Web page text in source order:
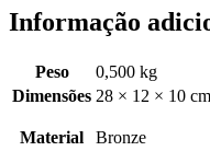
Informação
Peso
0,500 kg
Dimensões 28 × 12 × 10 cm
Material Bronze